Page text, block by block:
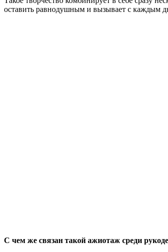
оставить равнодушным и вызывает с каждым
С чем же связан такой ажиотаж среди